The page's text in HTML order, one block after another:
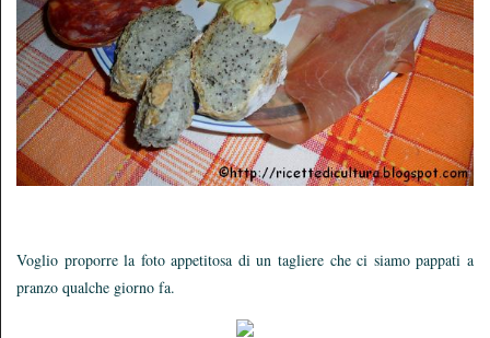
Voglio proporre la foto appetitosa di un tagliere che ci siamo pappati a
pranzo qualche giorno fa.